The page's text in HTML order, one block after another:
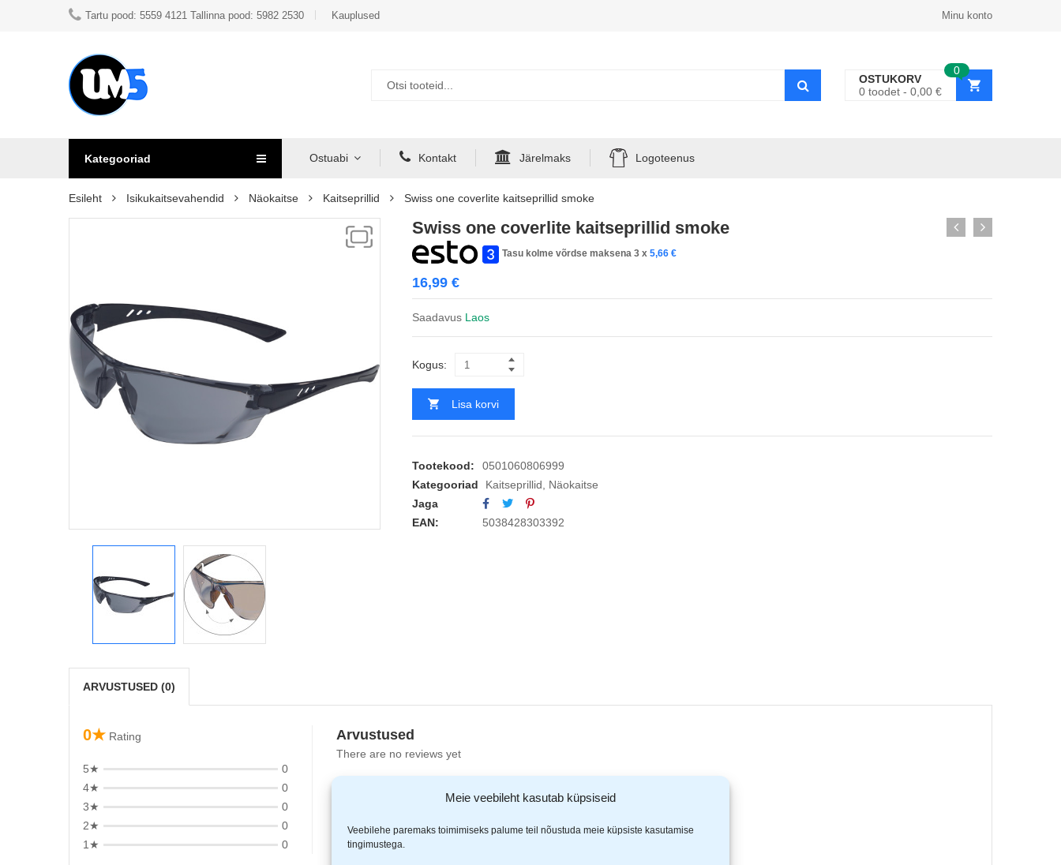
Meie veebileht kasutab küpsiseid
Veebilehe paremaks toimimiseks palume teil nõustuda meie küpsiste kasutamise
tingimustega.
Tartu pood: 5559 4121 Tallinna pood: 5982 2530 Kauplused Minu konto
0
OSTUKORV
0 toodet 0,00 €
Kategooriad Ostuabi Kontakt Järelmaks Logoteenus
Esileht Isikukaitsevahendid Näokaitse Kaitseprillid Swiss one coverlite kaitseprillid smoke
Swiss one coverlite kaitseprillid smoke
Tasu kolme võrdse maksena 3 x 5,66 €
16,99 €
Saadavus Laos
Kogus:
Lisa korvi
Tootekood:
0501060806999
Kategooriad
Kaitseprillid, Näokaitse
Jaga
EAN:
5038428303392
ARVUSTUSED (0)
0★ Rating
5★
0
4★
0
3★
0
2★
0
1★
0
Arvustused
There are no reviews yet